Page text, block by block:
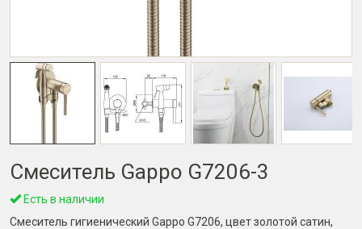
Смеситель Gappo G7206-3
Есть в наличии
Смеситель гигиенический Gappo G7206, цвет золотой сатин,